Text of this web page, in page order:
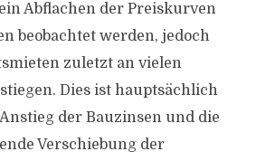
Abflachen der Preiskurven
beobachtet werden, jedoch
zuletzt an vielen
Dies ist hauptsächlich
der Bauzinsen und die
Verschiebung der